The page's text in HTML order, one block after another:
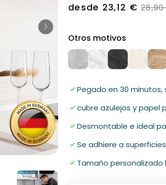
medios
2
en
Precio
venta
desde 23,12 €
Otros motivos
Pegado en 30 minutos,
cubre azulejos y papel
Desmontable e ideal
Se adhiere a
Tamaño personalizado